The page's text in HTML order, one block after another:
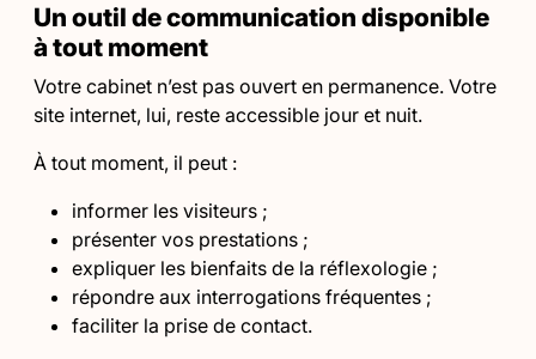
Un outil de communication disponible
à tout moment
Votre cabinet n’est pas ouvert en permanence. Votre
site internet, lui, reste accessible jour et nuit.
À tout moment, il peut :
informer les visiteurs ;
présenter vos prestations ;
expliquer les bienfaits de la réflexologie ;
répondre aux interrogations fréquentes ;
faciliter la prise de contact.